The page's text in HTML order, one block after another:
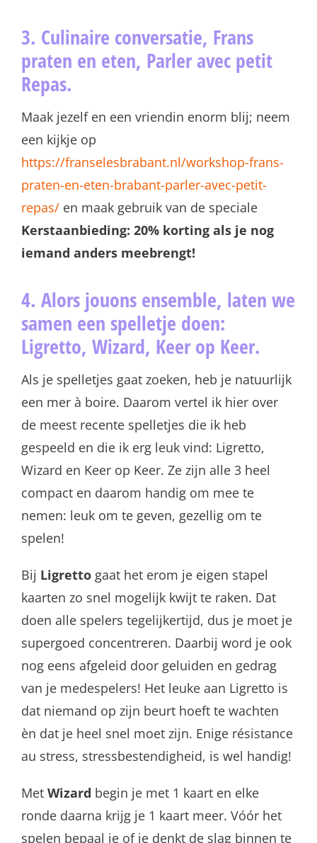
3. Culinaire conversatie, Frans
praten en eten, Parler avec petit
Repas.
Maak jezelf en een vriendin enorm blij; neem
een kijkje op
https://franselesbrabant.nl/workshop-frans-
praten-en-eten-brabant-parler-avec-petit-
repas/en maak gebruik van de speciale
Kerstaanbieding: 20% korting als je nog
iemand anders meebrengt!
4. Alors jouons ensemble, laten we
samen een spelletje doen:
Ligretto, Wizard, Keer op Keer.
Als je spelletjes gaat zoeken, heb je natuurlijk
een mer à boire. Daarom vertel ik hier over
de meest recente spelletjes die ik heb
gespeeld en die ik erg leuk vind: Ligretto,
Wizard en Keer op Keer. Ze zijn alle 3 heel
compact en daarom handig om mee te
nemen: leuk om te geven, gezellig om te
spelen!
Bij Ligrettogaat het erom je eigen stapel
kaarten zo snel mogelijk kwijt te raken. Dat
doen alle spelers tegelijkertijd, dus je moet je
supergoed concentreren. Daarbij word je ook
nog eens afgeleid door geluiden en gedrag
van je medespelers! Het leuke aan Ligretto is
dat niemand op zijn beurt hoeft te wachten
èn dat je heel snel moet zijn. Enige résistance
au stress, stressbestendigheid, is wel handig!
Met Wizard begin je met 1 kaart en elke
ronde daarna krijg je 1 kaart meer. Vóór het
spelen bepaal je of je denkt de slag binnen te